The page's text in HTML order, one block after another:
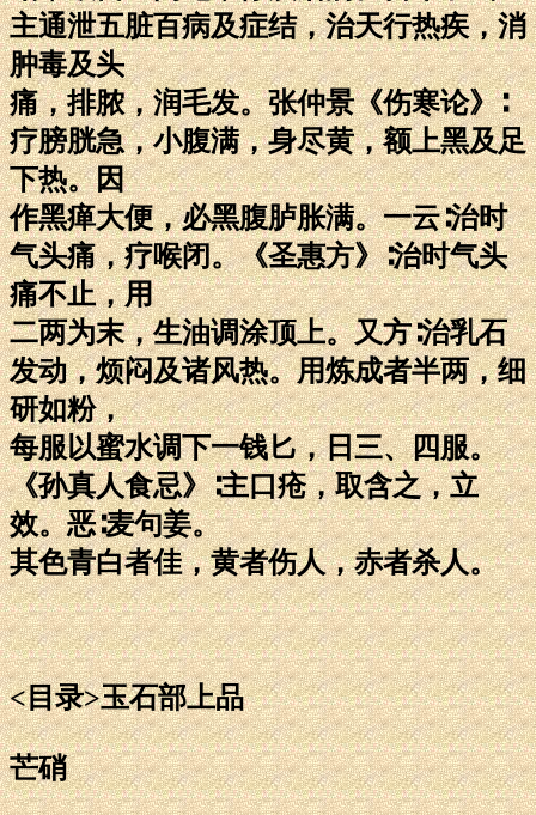
主通泄五脏百病及症结，治天行热疾，消
肿毒及头
痛，排脓，润毛发。张仲景《伤寒论》∶
疗膀胱急，小腹满，身尽黄，额上黑及足
下热。因
作黑瘅大便，必黑腹胪胀满。一云∶治时
气头痛，疗喉闭。《圣惠方》∶治时气头
痛不止，用
二两为末，生油调涂顶上。又方∶治乳石
发动，烦闷及诸风热。用炼成者半两，细
研如粉，
每服以蜜水调下一钱匕，日三、四服。
《孙真人食忌》∶主口疮，取含之，立
效。恶∶麦句姜。
其色青白者佳，黄者伤人，赤者杀人。
<目录>玉石部上品
芒硝